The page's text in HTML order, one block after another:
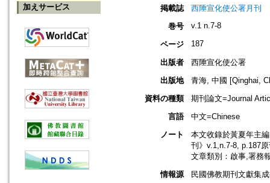
加えサービス
掲載誌
西陲宣化使公署月刊
巻号
v.1 n.7-8
ページ 187
出版者
西陲宣化使公署
出版地
青海, 中國 [Qinghai,
資料の種類
期刊論文=Journal
言語
中文=Chinese
ノート
本文收錄於黃夏年主
刊》v.1,n.7-8, p.187
文章類別：啟事,署務
情報源
民國佛教期刊文獻集